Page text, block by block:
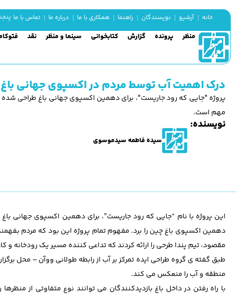
خانه آرشیو نویسندگان راهنما همکاری با ما درباره ما تماس با ما پنجشنبه،
منظر پرونده گزارش کتابخوانی سینما و منظر نقد
درک اهمیت آب توسط مردم در اکسپوی جهانی باغ
پروژه "جایی که رود جاریست"، برای دهمین اکسپوی جهانی باغ طراحی
مهم است.
نویسنده:
سیده فاطمه سیدموسوی
دهمین اکسپوی باغ چین را برد. مفهوم تمام پروژه این بود که مردم
مقصود، تیم پندا طرحی را ارائه کردند که تداعی کننده مسیر یک رودخانه
طبق گفته ی گروه طراحی ایده تمرکز بر آب از رابطه طولانی ووآن – محل
منطقه و آب را منعکس می کند.
با راه رفتن در داخل باغ بازدیدکنندگان می توانند نوع متفاوتی از